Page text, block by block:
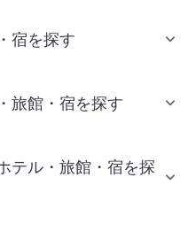
宿を探す
旅館・宿を探す
テル・旅館・宿を探